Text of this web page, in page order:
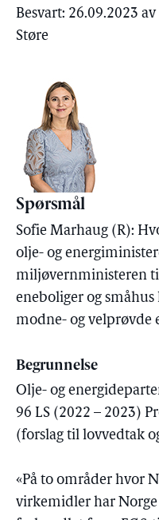
Besvart: 26.09.2023
Støre
Spørsmål
Sofie Marhaug (R):
olje- og
miljøvernministeren
eneboliger og
modne- og velprøvde
Begrunnelse
Olje- og
96 LS (2022 – 2023)
(forslag til lovvedtak
«På to områder hvor
virkemidler har Norge